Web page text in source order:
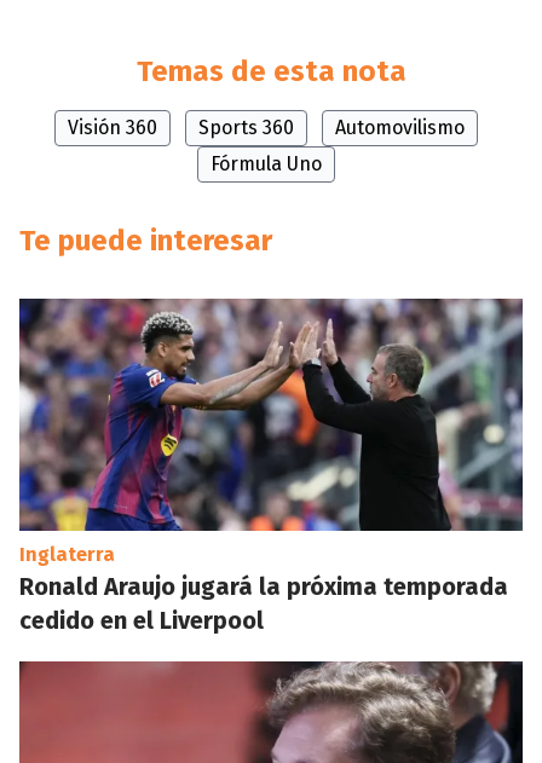
Temas de esta nota
Visión 360 Sports 360
Automovilismo
Fórmula Uno
Te puede interesar
Inglaterra
Ronald Araujo jugará la próxima temporada
cedido en el Liverpool